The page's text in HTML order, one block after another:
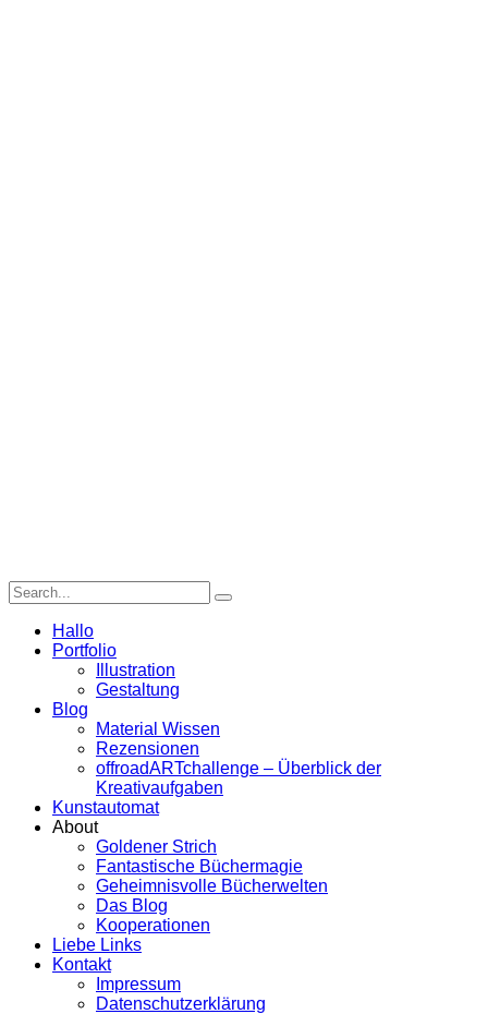
Hallo
Portfolio
Illustration
Gestaltung
Blog
Material Wissen
Rezensionen
offroadARTchallenge – Überblick der
Kreativaufgaben
Kunstautomat
About
Goldener Strich
Fantastische Büchermagie
Geheimnisvolle Bücherwelten
Das Blog
Kooperationen
Liebe Links
Kontakt
Impressum
Datenschutzerklärung